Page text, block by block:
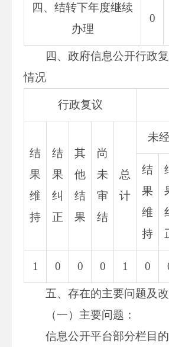
四、结转下年度继续
办理
0
四、政府信息公开行政
情况
行政复议
结
果
维
持
结
果
纠
正
其
他
结
果
尚
未
审
结
总
计
未
结
果
维
持
1 0 0 0 1 0
五、存在的主要问题及
（一）主要问题：
信息公开平台部分栏目